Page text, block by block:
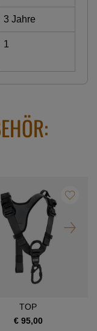
3 Jahre
1
TOP
€ 95,00